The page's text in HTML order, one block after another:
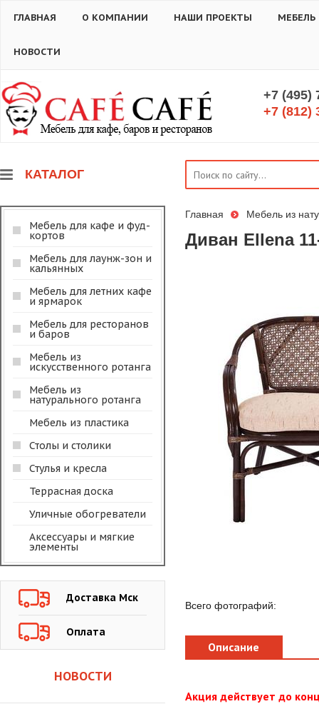
ГЛАВНАЯ О КОМПАНИИ НАШИ ПРОЕКТЫ
НОВОСТИ
+7 (495)
+7 (812)
КАТАЛОГ
Мебель для кафе и фуд-
кортов
Мебель для лаунж-зон и
кальянных
Мебель для летних кафе
и ярмарок
Мебель для ресторанов
и баров
Мебель из
искусственного ротанга
Мебель из
натурального ротанга
Мебель из пластика
Столы и столики
Стулья и кресла
Террасная доска
Уличные обогреватели
Аксессуары и мягкие
элементы
Доставка Мск
Оплата
НОВОСТИ
Главная Мебель из
Диван Ellena
Всего фотографий:
Описание
Акция действует до